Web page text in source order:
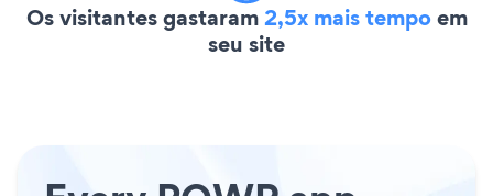
Os visitantes gastaram2,5x mais tempoem
seu site